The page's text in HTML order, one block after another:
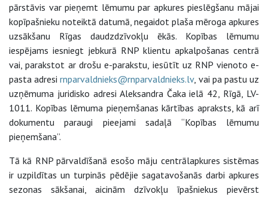
pārstāvis var pieņemt lēmumu par apkures pieslēgšanu mājai
kopīpašnieku noteiktā datumā, negaidot plaša mēroga apkures
uzsākšanu Rīgas daudzdzīvokļu ēkās. Kopības lēmumu
iespējams iesniegt jebkurā RNP klientu apkalpošanas centrā
vai, parakstot ar drošu e-parakstu, iesūtīt uz RNP vienoto e-
pasta adresirnparvaldnieks@rnparvaldnieks.lv, vai pa pastu uz
uzņēmuma juridisko adresi Aleksandra Čaka ielā 42, Rīgā, LV-
1011. Kopības lēmuma pieņemšanas kārtības apraksts, kā arī
dokumentu paraugi pieejami sadaļā “Kopības lēmumu
pieņemšana”.
Tā kā RNP pārvaldīšanā esošo māju centrālapkures sistēmas
ir uzpildītas un turpinās pēdējie sagatavošanās darbi apkures
sezonas sākšanai, aicinām dzīvokļu īpašniekus pievērst